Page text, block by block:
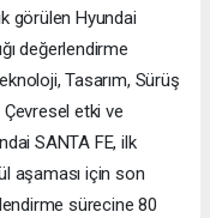
görülen Hyundai
değerlendirme
Tasarım, Sürüş
etki ve
SANTA FE, ilk
aşaması için son
sürecine 80